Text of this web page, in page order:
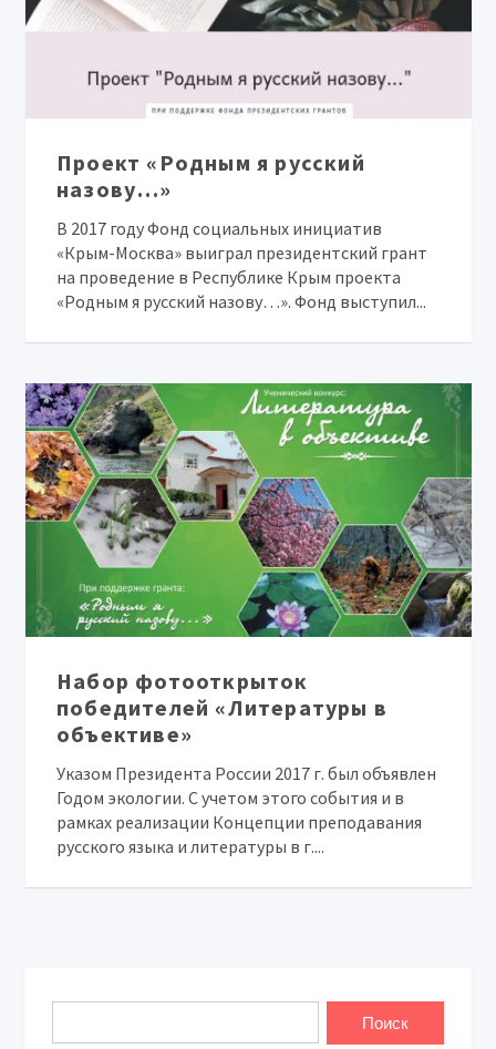
Проект «Родным я русский
назову…»
В 2017 году Фонд социальных инициатив
«Крым-Москва» выиграл президентский грант
на проведение в Республике Крым проекта
«Родным я русский назову…». Фонд выступил...
Набор фотооткрыток
победителей «Литературы в
объективе»
Указом Президента России 2017 г. был объявлен
Годом экологии. С учетом этого события и в
рамках реализации Концепции преподавания
русского языка и литературы в г....